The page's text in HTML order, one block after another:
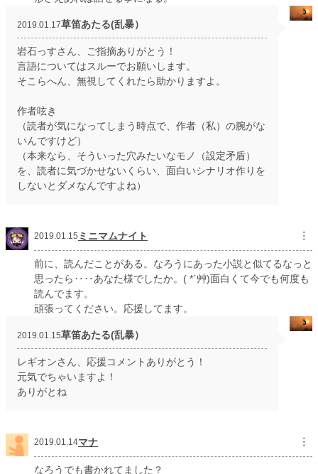
2019.01.17草笛あたる(乱暴）
岩石っすさん、ご指摘ありがとう！
言語についてはスルーでお願いします。
そこらへん、無視してくれたら助かりますよ。
作者呟き
（読者が気になってしまう時点で、作者（私）の腕がな
いんですけど）
（本来なら、そういった穴みたいなモノ（設定矛盾）
を、読者に気づかせないくらい、面白いシナリオ作りを
しないとダメなんですよね）
2019.01.15 ミニマムナイト ︙
前に、読んだことがある。なろうにあった小説と似てるなっと
思ったら‥‥あなた様でしたか。( *´艸)面白くて今でも何度も
読んでます。
頑張ってください。応援してます。
2019.01.15草笛あたる(乱暴）
レギオンさん、応援コメントありがとう！
元気でちゃいますよ！
ありがとね
2019.01.14マナ ︙
なろうでも書かれてました？